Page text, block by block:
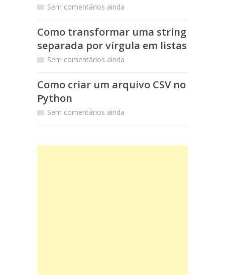
Sem comentários ainda
Como transformar uma string
separada por vírgula em listas
Sem comentários ainda
Como criar um arquivo CSV no
Python
Sem comentários ainda